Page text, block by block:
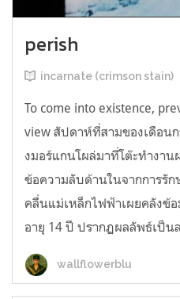
perish
incarnate (crimson stain)
To come into existence,
view สัปดาห์ที่สามของเดือน
งมอร์แกนโผล่มาที่โต๊ะทำงาน
ข้อความลับด้านในจากการรัก
คลื่นแม่เหล็กไฟฟ้าเผยคลังข้
อายุ 14 ปี ปรากฏผลลัพธ์เป็
wallflowerblu